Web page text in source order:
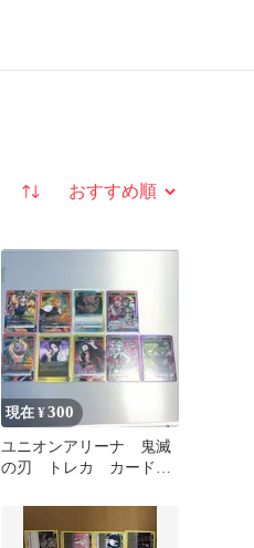
並び替え
現在 ¥300
ユニオンアリーナ 鬼滅
の刃 トレカ カード